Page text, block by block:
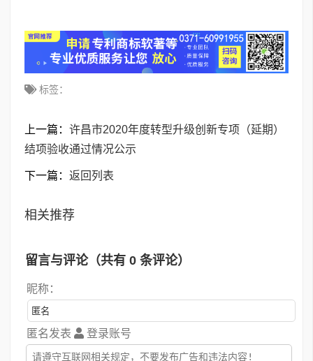
标签：
上一篇： 许昌市2020年度转型升级创新专项（延期）
结项验收通过情况公示
下一篇： 返回列表
相关推荐
留言与评论（共有 0 条评论）
昵称：
匿名发表 登录账号